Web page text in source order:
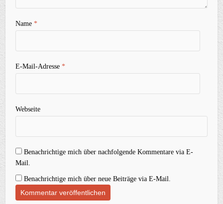
Name*
E-Mail-Adresse*
Webseite
Benachrichtige mich über nachfolgende Kommentare via E-
Mail.
Benachrichtige mich über neue Beiträge via E-Mail.